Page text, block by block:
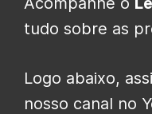
tudo sobre as
Logo abaixo,
nosso canal no